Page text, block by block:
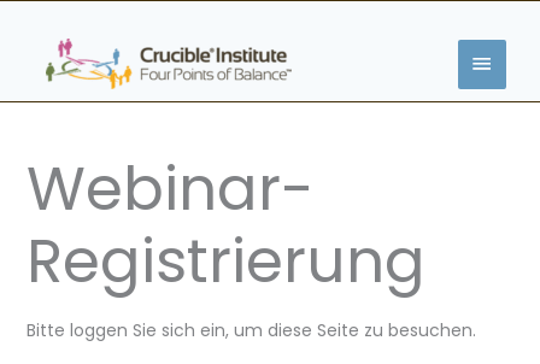
springen
Webinar-
Registrierung
Bitte loggen Sie sich ein, um diese Seite zu besuchen.